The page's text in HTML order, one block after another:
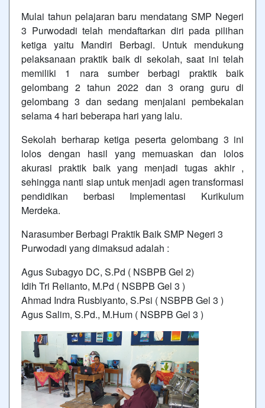
Mulai tahun pelajaran baru mendatang SMP Negeri
3 Purwodadi telah mendaftarkan diri pada pilihan
ketiga yaitu Mandiri Berbagi. Untuk mendukung
pelaksanaan praktik baik di sekolah, saat ini telah
memiliki 1 nara sumber berbagi praktik baik
gelombang 2 tahun 2022 dan 3 orang guru di
gelombang 3 dan sedang menjalani pembekalan
selama 4 hari beberapa hari yang lalu.
Sekolah berharap ketiga peserta gelombang 3 ini
lolos dengan hasil yang memuaskan dan lolos
akurasi praktik baik yang menjadi tugas akhir ,
sehingga nanti siap untuk menjadi agen transformasi
pendidikan berbasi Implementasi Kurikulum
Merdeka.
Narasumber Berbagi Praktik Baik SMP Negeri 3
Purwodadi yang dimaksud adalah :
Agus Subagyo DC, S.Pd ( NSBPB Gel 2)
Idih Tri Relianto, M.Pd ( NSBPB Gel 3 )
Ahmad Indra Rusbiyanto, S.Psi ( NSBPB Gel 3 )
Agus Salim, S.Pd., M.Hum ( NSBPB Gel 3 )